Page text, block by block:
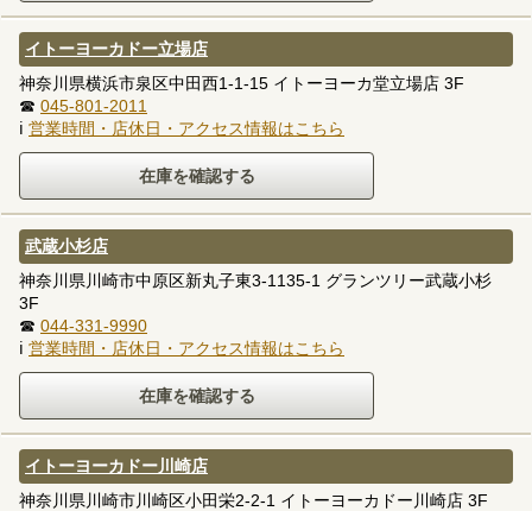
イトーヨーカドー立場店
神奈川県横浜市泉区中田西1-1-15 イトーヨーカ堂立場店 3F
☎ 045-801-2011
ℹ 営業時間・店休日・アクセス情報はこちら
武蔵小杉店
神奈川県川崎市中原区新丸子東3-1135-1 グランツリー武蔵小杉
3F
☎ 044-331-9990
ℹ 営業時間・店休日・アクセス情報はこちら
イトーヨーカドー川崎店
神奈川県川崎市川崎区小田栄2-2-1 イトーヨーカドー川崎店 3F